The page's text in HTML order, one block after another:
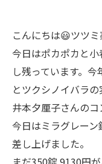
こんにちは😃ツツミ
今日はポカポカと
し残っています。
とツクシノイバラの
井本夕厘子さんの
今日はミラグレー
差し上げました。